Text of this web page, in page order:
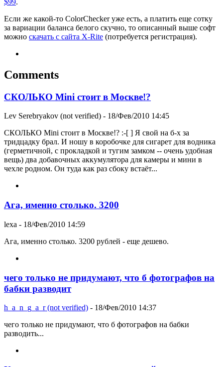
Если же какой-то ColorChecker уже есть, а платить еще сотку
за вариации баланса белого скучно, то описанный выше софт
можно скачать с сайта X-Rite (потребуется регистрация).
Comments
СКОЛЬКО Mini стоит в Москве!?
Lev Serebryakov (not verified) - 18/Фев/2010 14:45
СКОЛЬКО Mini стоит в Москве!? :-[ ] Я свой на б-х за
тридцадку брал. И ношу в коробочке для сигарет для водника
(герметичной, с прокладкой и тугим замком -- очень удобная
вещь) два добавочных аккумулятора для камеры и мини в
чехле родном. Он туда как раз сбоку встаёт...
Ага, именно столько. 3200
lexa - 18/Фев/2010 14:59
Ага, именно столько. 3200 рублей - еще дешево.
чего только не придумают, что б фотографов на
бабки разводит
h_a_n_g_a_r (not verified) - 18/Фев/2010 14:37
чего только не придумают, что б фотографов на бабки
разводить...